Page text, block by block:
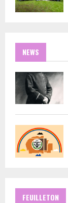
NEWS
FEUILLETON